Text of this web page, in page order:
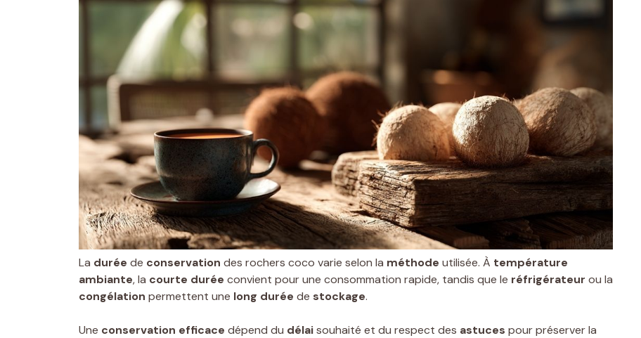
La durée de conservation des rochers coco varie selon la méthode utilisée. À température
ambiante, la courte durée convient pour une consommation rapide, tandis que le réfrigérateur ou la
congélation permettent une long durée de stockage.
Une conservation efficace dépend du délaisouhaité et du respect des astuces pour préserver la